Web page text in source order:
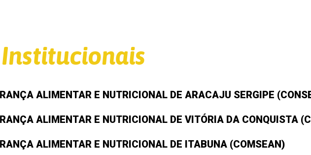
ALIMENTAR E NUTRICIONAL DE ARACAJU SERGIPE
ALIMENTAR E NUTRICIONAL DE VITÓRIA DA CONQUISTA
ALIMENTAR E NUTRICIONAL DE ITABUNA (COMSEAN)